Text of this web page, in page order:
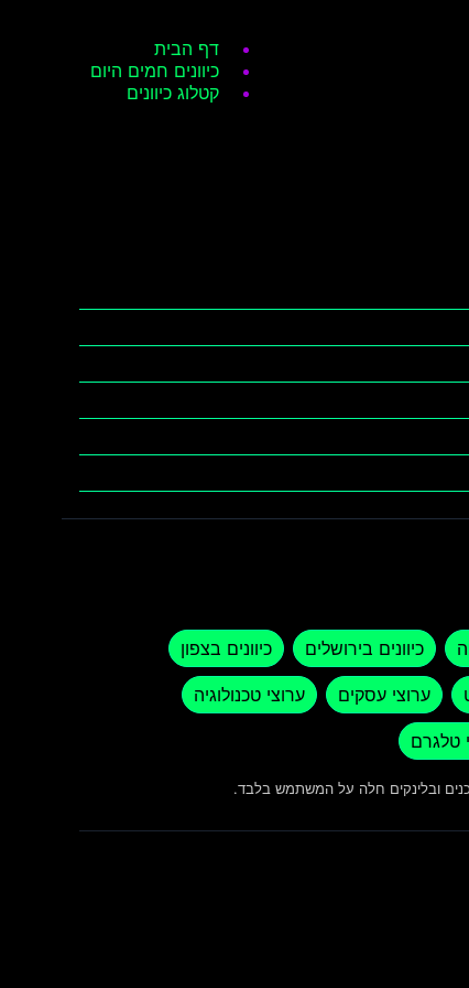
דף הבית
כיוונים חמים היום
קטלוג כיוונים
כיוונים בירושלים כיוונים בצפון
ערוצי עסקים ערוצי טכנולוגיה
טלגרם
ובלינקים חלה על המשתמש בלבד.